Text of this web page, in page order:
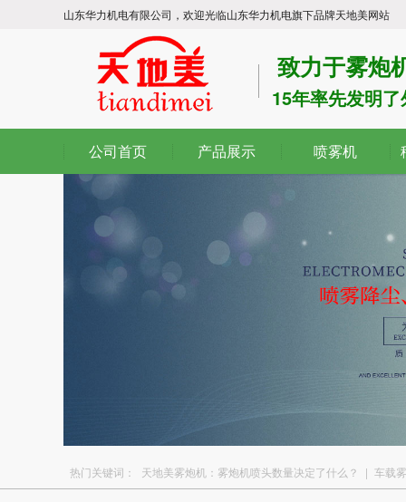
山东华力机电有限公司，欢迎光临山东华力机电旗下品牌天地美网站
致力于雾炮
15年率先发明
公司首页 产品展示 喷雾机
热门关键词： 天地美雾炮机：雾炮机喷头数量决定了什么？ | 车载